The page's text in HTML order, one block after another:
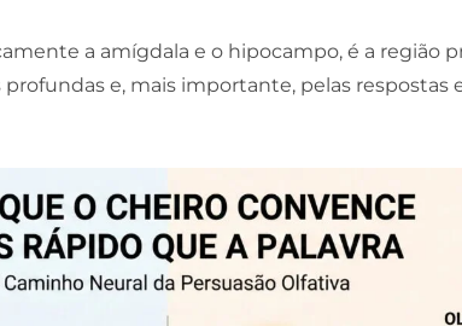
a amígdala e o hipocampo, é a região
e, mais importante, pelas respostas